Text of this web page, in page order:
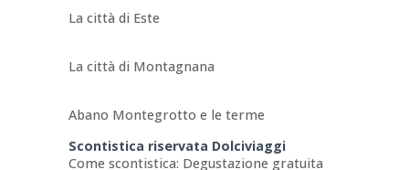
La città di Este
La città di Montagnana
Abano Montegrotto e le terme
Scontistica riservata Dolciviaggi
Come scontistica: Degustazione gratuita